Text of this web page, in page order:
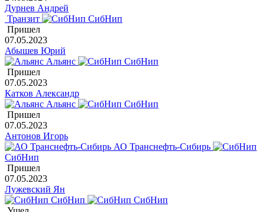
Дурнев Андрей
Транзит
СибНип
Пришел
07.05.2023
Абышев Юрий
Альянс
СибНип
Пришел
07.05.2023
Катков Александр
Альянс
СибНип
Пришел
07.05.2023
Антонов Игорь
АО Транснефть-Сибирь
СибНип
Пришел
07.05.2023
Лужевский Ян
СибНип
СибНип